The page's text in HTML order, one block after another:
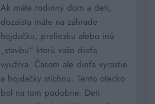
Ak máte rodinný dom a deti,
dozaista máte na záhrade
hojdačku, preliezku alebo inú
„stavbu“ ktorú vaše dieťa
využíva. Časom ale dieťa vyrastie
a hojdačky stíchnu. Tento otecko
bol na tom podobne. Deti